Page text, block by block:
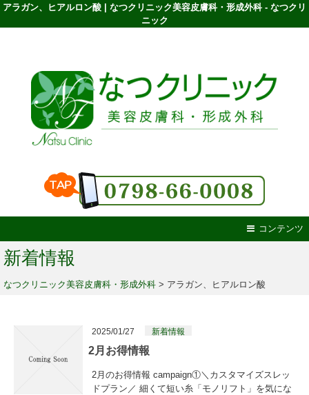
アラガン、ヒアルロン酸 | なつクリニック美容皮膚科・形成外科 - なつクリ
ニック
コンテンツ
新着情報
なつクリニック美容皮膚科・形成外科 > アラガン、ヒアルロン酸
2025/01/27 新着情報
2月お得情報
2月のお得情報 campaign①＼カスタマイズスレッ
ドプラン／ 細くて短い糸「モノリフト」を気にな